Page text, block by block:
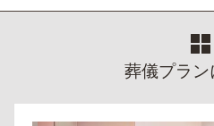
葬儀プラン